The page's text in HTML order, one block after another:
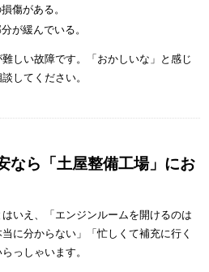
傷がある。
が緩んでいる。
しい故障です。「おかしいな」と感じ
してください。
なら「土屋整備工場」にお
いえ、「エンジンルームを開けるのは
に分からない」「忙しくて補充に行く
っしゃいます。